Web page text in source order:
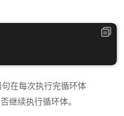
在每次执行完循环体
继续执行循环体。